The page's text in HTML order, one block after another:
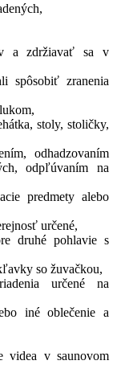
a zdržiavať sa v
spôsobiť zranenia
stoly, stoličky,
odhadzovaním
odpľúvaním na
predmety alebo
určené,
druhé pohlavie s
so žuvačkou,
určené na
iné oblečenie a
videa v saunovom